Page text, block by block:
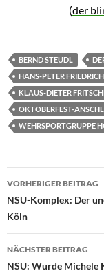
(der
BERND STEUDL
HANS-PETER FRIEDRICH
KLAUS-DIETER
OKTOBERFEST-
WEHRSPORTGRUPPE
VORHERIGER BEITRAG
NSU-Komplex: Der
Köln
NÄCHSTER BEITRAG
NSU: Wurde Michele